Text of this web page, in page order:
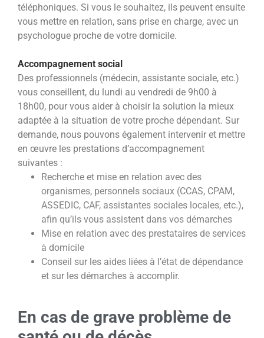
téléphoniques. Si vous le souhaitez, ils peuvent ensuite
vous mettre en relation, sans prise en charge, avec un
psychologue proche de votre domicile.
Accompagnement social
Des professionnels (médecin, assistante sociale, etc.)
vous conseillent, du lundi au vendredi de 9h00 à
18h00, pour vous aider à choisir la solution la mieux
adaptée à la situation de votre proche dépendant. Sur
demande, nous pouvons également intervenir et mettre
en œuvre les prestations d’accompagnement
suivantes :
Recherche et mise en relation avec des
organismes, personnels sociaux (CCAS, CPAM,
ASSEDIC, CAF, assistantes sociales locales, etc.),
afin qu’ils vous assistent dans vos démarches
Mise en relation avec des prestataires de services
à domicile
Conseil sur les aides liées à l’état de dépendance
et sur les démarches à accomplir.
En cas de grave problème de